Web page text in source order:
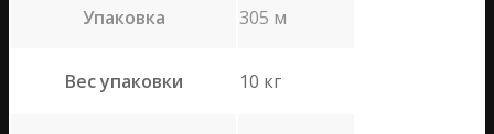
Упаковка 305 м
Вес упаковки 10 кг